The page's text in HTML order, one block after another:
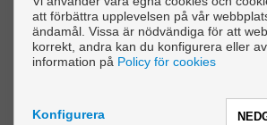
+34 606543436
info@vivirengalicia.com
Från Måndag - Fredag : 09:30 -
att förbättra upplevelsen på vår
ändamål. Vissa är nödvändiga för att
korrekt, andra kan du konfigurera eller
information på Policy för cookies
Konfigurera